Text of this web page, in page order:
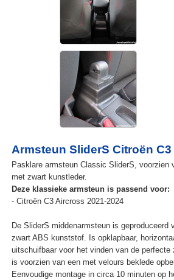
Armsteun SliderS Citroën
Pasklare armsteun Classic SliderS, voorzien
met zwart kunstleder.
Deze klassieke armsteun is passend voor:
- Citroën C3 Aircross 2021-2024
De SliderS middenarmsteun is geproduceerd
zwart ABS kunststof. Is opklapbaar,
uitschuifbaar voor het vinden van de perfecte
is voorzien van een met velours beklede
Eenvoudige montage in circa 10 minuten op